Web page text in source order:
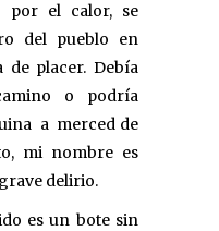
por el calor, se
del pueblo en
de placer. Debía
o podría
a merced de
mi nombre es
delirio.
es un bote sin